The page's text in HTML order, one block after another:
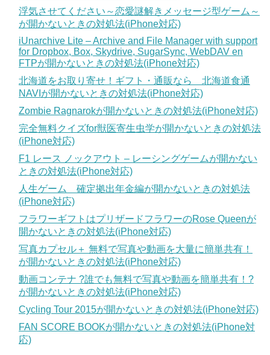
浮気させてください～恋愛謎解きメッセージ型ゲーム～
が開かないときの対処法(iPhone対応)
iUnarchive Lite – Archive and File Manager with support
for Dropbox, Box, Skydrive, SugarSync, WebDAV en
FTPが開かないときの対処法(iPhone対応)
北海道をお取り寄せ！ギフト・通販なら 北海道食通
NAVIが開かないときの対処法(iPhone対応)
Zombie Ragnarokが開かないときの対処法(iPhone対応)
完全無料クイズfor獣医寄生虫学が開かないときの対処法
(iPhone対応)
F1 レース ノックアウト – レーシングゲームが開かない
ときの対処法(iPhone対応)
人生ゲーム 確定拠出年金編が開かないときの対処法
(iPhone対応)
フラワーギフトはプリザードフラワーのRose Queenが
開かないときの対処法(iPhone対応)
写真カプセル＋ 無料で写真や動画を大量に簡単共有！
が開かないときの対処法(iPhone対応)
動画コンテナ ?誰でも無料で写真や動画を簡単共有！?
が開かないときの対処法(iPhone対応)
Cycling Tour 2015が開かないときの対処法(iPhone対応)
FAN SCORE BOOKが開かないときの対処法(iPhone対
応)